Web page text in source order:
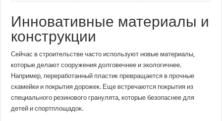
Инновативные материалы и
конструкции
Сейчас в строительстве часто используют новые материалы,
которые делают сооружения долговечнее и экологичнее.
Например, переработанный пластик превращается в прочные
скамейки и покрытия дорожек. Еще встречаются покрытия из
специального резинового гранулята, которые безопаснее для
детей и спортплощадок.